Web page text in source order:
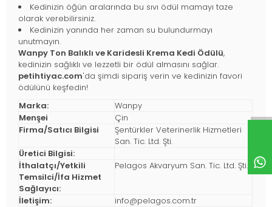
Kedinizin öğün aralarında bu sıvı ödül mamayı taze
olarak verebilirsiniz.
Kedinizin yanında her zaman su bulundurmayı
unutmayın.
Wanpy Ton Balıklı ve Karidesli Krema Kedi Ödülü,
kedinizin sağlıklı ve lezzetli bir ödül almasını sağlar.
petihtiyac.com'da şimdi sipariş verin ve kedinizin favori
ödülünü keşfedin!
Marka:
Wanpy
Menşei
Çin
Firma/Satıcı Bilgisi
Şentürkler Veterinerlik Hizmetleri
San. Tic. Ltd. Şti.
Üretici Bilgisi:
İthalatçı/Yetkili
Temsilci/İfa Hizmet
Sağlayıcı:
Pelagos Akvaryum San. Tic. Ltd. Şti.
İletişim: info@pelagos.com.tr